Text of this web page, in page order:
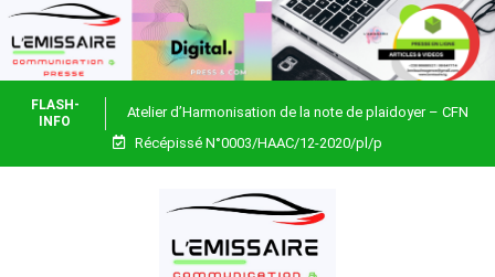
FLASH-
INFO
Atelier d’Harmonisation de la note de plaidoyer – CFN
Togo
Récépissé N°0003/HAAC/12-2020/pl/p